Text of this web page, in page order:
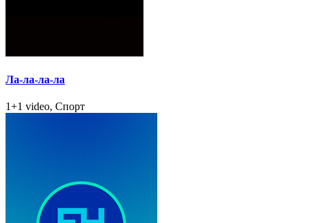
Ла-ла-ла-ла
1+1 video, Спорт